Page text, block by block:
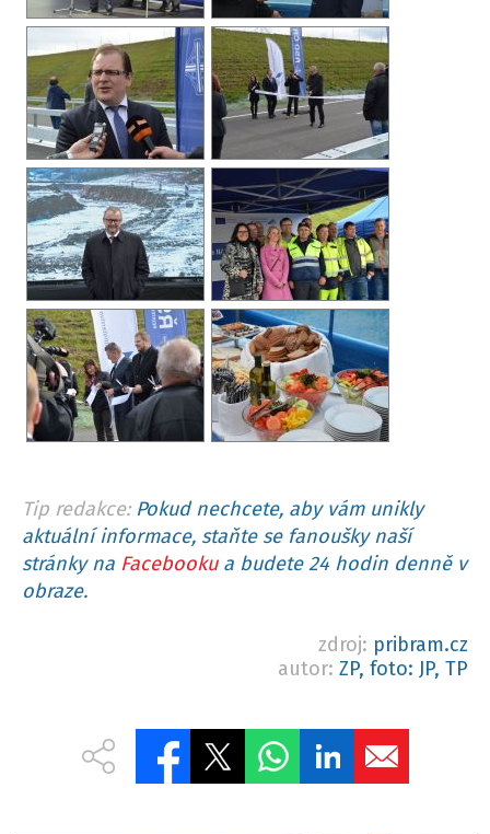
Tip redakce: Pokud nechcete, aby vám unikly
aktuální informace, staňte se fanoušky naší
stránky na Facebookua budete 24 hodin denně v
obraze.
zdroj: pribram.cz
autor: ZP, foto: JP, TP